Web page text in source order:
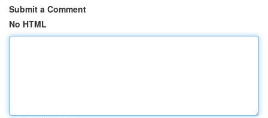
Submit a Comment
No HTML